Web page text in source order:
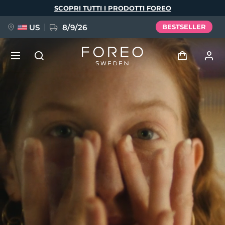
SCOPRI TUTTI I PRODOTTI FOREO
US 8/9/26 BESTSELLER
Accedi
Profilo utente
I miei dispositivi
I miei ordini
I miei indirizzi
I miei abbonamenti
FAQ™ Pure Beauty-Tech Elixir
issa™ Teeth Whitening Set
Deutsch
Español
Italiano
Português
Русский
Türkçe
简体中文 繁體中文